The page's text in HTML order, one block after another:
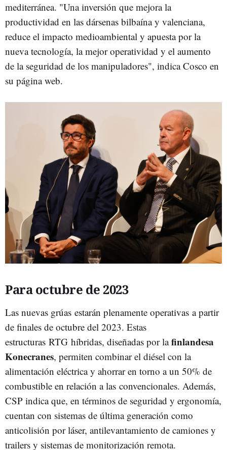
mediterránea. "Una inversión que mejora la
productividad en las dársenas bilbaína y valenciana,
reduce el impacto medioambiental y apuesta por la
nueva tecnología, la mejor operatividad y el aumento
de la seguridad de los manipuladores", indica Cosco en
su página web.
Para octubre de 2023
Las nuevas grúas estarán plenamente operativas a partir
de finales de octubre del 2023. Estas
estructuras RTG híbridas, diseñadas por lafinlandesa
Konecranes, permiten combinar el diésel con la
alimentación eléctrica y ahorrar en torno a un 50% de
combustible en relación a las convencionales. Además,
CSP indica que, en términos de seguridad y ergonomía,
cuentan con sistemas de última generación como
anticolisión por láser, antilevantamiento de camiones y
trailers y sistemas de monitorización remota.